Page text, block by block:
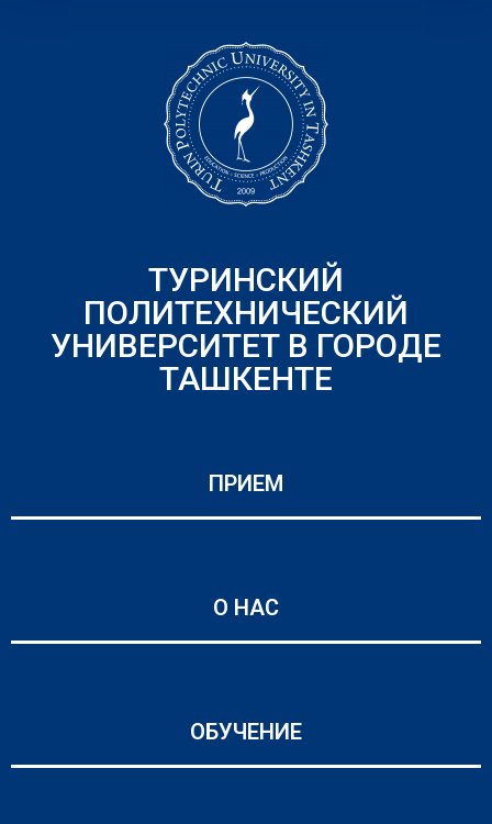
ТУРИНСКИЙ
ПОЛИТЕХНИЧЕСКИЙ
УНИВЕРСИТЕТ В ГОРОДЕ
ТАШКЕНТЕ
ПРИЕМ
О НАС
ОБУЧЕНИЕ